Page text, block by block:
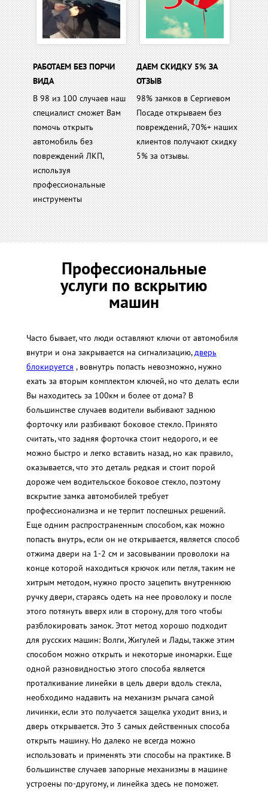
РАБОТАЕМ БЕЗ ПОРЧИ
ВИДА
В 98 из 100 случаев наш
специалист сможет Вам
помочь открыть
автомобиль без
повреждений ЛКП,
используя
профессиональные
инструменты
ДАЕМ СКИДКУ 5% ЗА
ОТЗЫВ
98% замков в Сергиевом
Посаде открываем без
повреждений, 70%+ наших
клиентов получают скидку
5% за отзывы.
Профессиональные
услуги по вскрытию
машин
Часто бывает, что люди оставляют ключи от автомобиля
внутри и она закрывается на сигнализацию,дверь
блокируется , вовнутрь попасть невозможно, нужно
ехать за вторым комплектом ключей, но что делать если
Вы находитесь за 100км и более от дома? В
большинстве случаев водители выбивают заднюю
форточку или разбивают боковое стекло. Принято
считать, что задняя форточка стоит недорого, и ее
можно быстро и легко вставить назад, но как правило,
оказывается, что это деталь редкая и стоит порой
дороже чем водительское боковое стекло, поэтому
вскрытие замка автомобилей требует
профессионализма и не терпит поспешных решений.
Еще одним распространенным способом, как можно
попасть внутрь, если он не открывается, является способ
отжима двери на 1-2 см и засовывании проволоки на
конце которой находиться крючок или петля, таким не
хитрым методом, нужно просто зацепить внутреннюю
ручку двери, стараясь одеть на нее проволоку и после
этого потянуть вверх или в сторону, для того чтобы
разблокировать замок. Этот метод хорошо подходит
для русских машин: Волги, Жигулей и Лады, также этим
способом можно открыть и некоторые иномарки. Еще
одной разновидностью этого способа является
проталкивание линейки в цель двери вдоль стекла,
необходимо надавить на механизм рычага самой
личинки, если это получается защелка уходит вниз, и
дверь открывается. Это 3 самых действенных способа
открыть машину. Но далеко не всегда можно
использовать и применять эти способы на практике. В
большинстве случаев запорные механизмы в машине
устроены по-другому, и линейка здесь не поможет.